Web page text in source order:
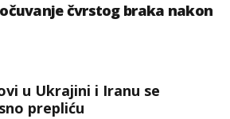
čvrstog braka nakon
u Ukrajini i Iranu se
prepliću